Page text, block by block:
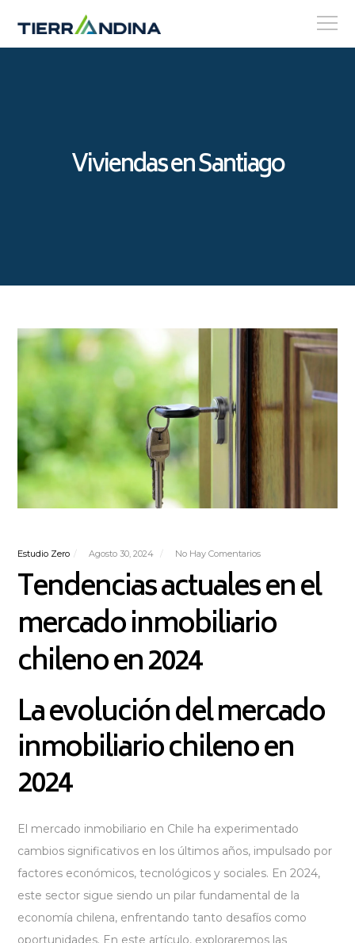
Viviendas en Santiago
Estudio Zero Agosto 30, 2024 No Hay Comentarios
Tendencias actuales en el
mercado inmobiliario
chileno en 2024
La evolución del mercado
inmobiliario chileno en
2024
El mercado inmobiliario en Chile ha experimentado
cambios significativos en los últimos años, impulsado por
factores económicos, tecnológicos y sociales. En 2024,
este sector sigue siendo un pilar fundamental de la
economía chilena, enfrentando tanto desafíos como
oportunidades. En este artículo, exploraremos las